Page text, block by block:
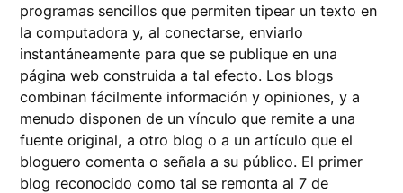
programas sencillos que permiten tipear un texto en
la computadora y, al conectarse, enviarlo
instantáneamente para que se publique en una
página web construida a tal efecto. Los blogs
combinan fácilmente información y opiniones, y a
menudo disponen de un vínculo que remite a una
fuente original, a otro blog o a un artículo que el
bloguero comenta o señala a su público. El primer
blog reconocido como tal se remonta al 7 de